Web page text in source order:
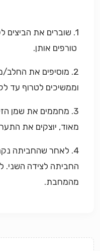
1. שוברים את
טורפים אותן.
2. מוסיפים את
וממשיכים לטרוף עד
3. מחממים את שמן
מאוד, יוצקים את
4. לאחר שהחביתה
החביתה לצידה השני.
מהמחבת.